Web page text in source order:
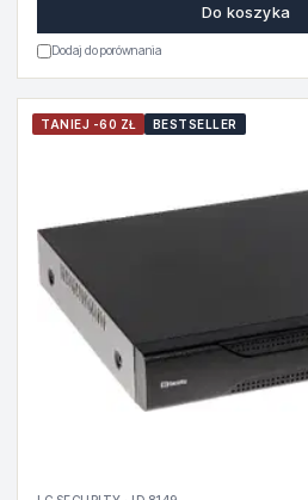
Do koszyka
Dodaj do porównania
TANIEJ -60 ZŁ BESTSELLER